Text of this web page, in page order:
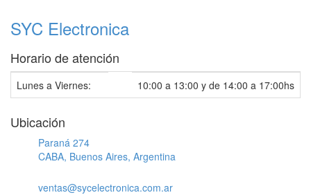
SYC Electronica
Horario de atención
Lunes a Viernes: 10:00 a 13:00 y de 14:00 a 17:00hs
Ubicación
Paraná 274
CABA, Buenos Aires, Argentina
ventas@sycelectronica.com.ar